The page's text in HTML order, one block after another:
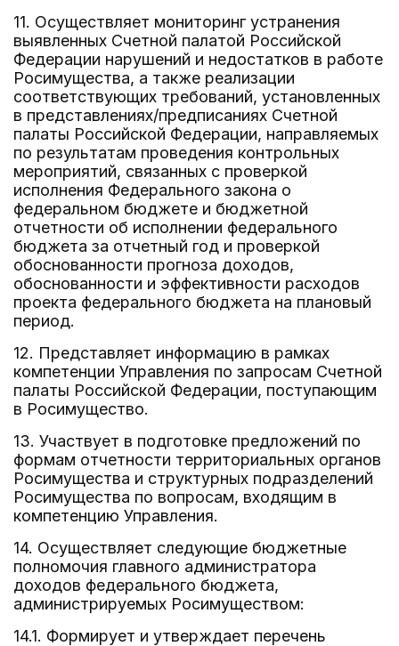
11. Осуществляет мониторинг устранения
выявленных Счетной палатой Российской
Федерации нарушений и недостатков в работе
Росимущества, а также реализации
соответствующих требований, установленных
в представлениях/предписаниях Счетной
палаты Российской Федерации, направляемых
по результатам проведения контрольных
мероприятий, связанных с проверкой
исполнения Федерального закона о
федеральном бюджете и бюджетной
отчетности об исполнении федерального
бюджета за отчетный год и проверкой
обоснованности прогноза доходов,
обоснованности и эффективности расходов
проекта федерального бюджета на плановый
период.
12. Представляет информацию в рамках
компетенции Управления по запросам Счетной
палаты Российской Федерации, поступающим
в Росимущество.
13. Участвует в подготовке предложений по
формам отчетности территориальных органов
Росимущества и структурных подразделений
Росимущества по вопросам, входящим в
компетенцию Управления.
14. Осуществляет следующие бюджетные
полномочия главного администратора
доходов федерального бюджета,
администрируемых Росимуществом:
14.1. Формирует и утверждает перечень